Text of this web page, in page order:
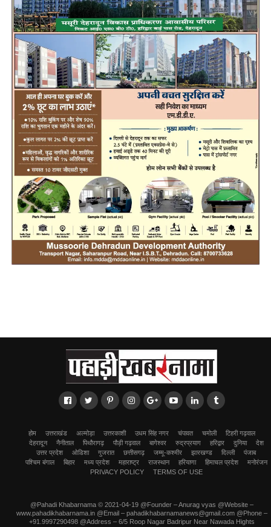
होम उत्तराखंड अल्मोड़ा उत्तरकाशी उधम सिंह नगर चंपावत चमोली
टिहरी गढ़वाल
देहरादून
नैनीताल पिथौरागढ़ पौड़ी गढ़वाल बागेश्वर रुद्रप्रयाग हरिद्वार दुनिया
देश
उत्तर प्रदेश
ओडिशा गुजरात छत्तीसगढ़ जम्मू-कश्मीर झारखण्ड दिल्ली
पंजाब
पश्चिम बंगाल
बिहार मध्य प्रदेश महाराष्ट्र राजस्थान हरियाणा हिमाचल प्रदेश
मनोरंजन
PRIVACY POLICY
TERMS OF USE
@Pahadi Khabarnama © 2021-04-19 @Founder – Anurag vyas @Website –
www.pahadikhabarnama.in @Email – pahadikhabarnamanews@gmail.com @Phone –
+91.9997290498 @Address – 6/5 Roop Nagar Badripur Near Nawada Hights